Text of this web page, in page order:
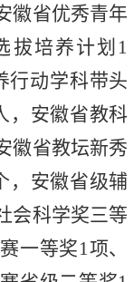
徽省优秀青年
拔培养计划1
行动学科带头
，安徽省教科
徽省教坛新秀
，安徽省级辅
会科学奖三等
一等奖1项、